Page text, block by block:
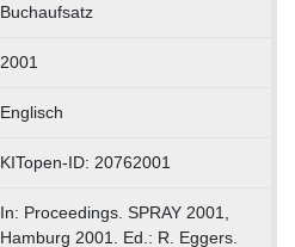
Buchaufsatz
2001
Englisch
KITopen-ID: 20762001
In: Proceedings. SPRAY 2001,
Hamburg 2001. Ed.: R. Eggers.